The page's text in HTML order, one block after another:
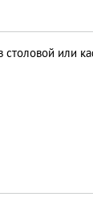
столовой или